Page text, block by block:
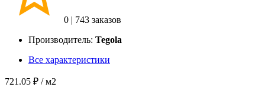
0 | 743 заказов
Производитель: Tegola
Все характеристики
721.05 ₽ / м2